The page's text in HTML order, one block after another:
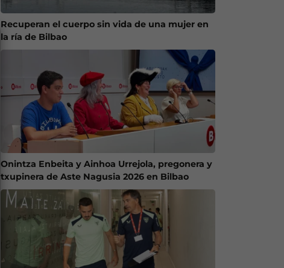
Recuperan el cuerpo sin vida de una mujer en
la ría de Bilbao
Onintza Enbeita y Ainhoa Urrejola, pregonera y
txupinera de Aste Nagusia 2026 en Bilbao